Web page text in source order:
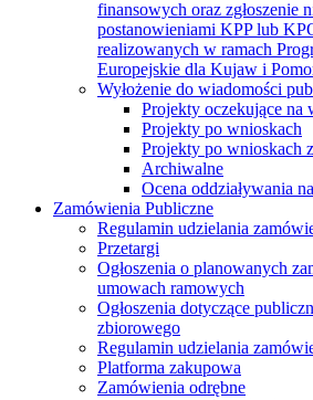
finansowych oraz zgłoszenie
postanowieniami KPP lub
realizowanych w ramach
Europejskie dla Kujaw i
Wyłożenie do wiadomości
Projekty oczekujące
Projekty po wnioskach
Projekty po wnioskach
Archiwalne
Ocena oddziaływania
Zamówienia Publiczne
Regulamin udzielania
Przetargi
Ogłoszenia o planowanych
umowach ramowych
Ogłoszenia dotyczące
zbiorowego
Regulamin udzielania
Platforma zakupowa
Zamówienia odrębne